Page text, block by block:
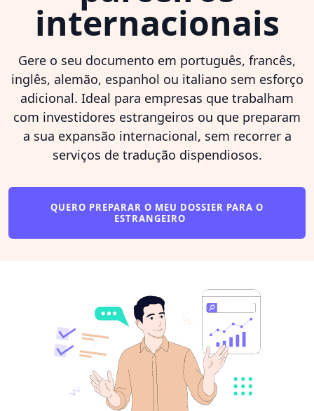
internacionais
Gere o seu documento em português, francês,
inglês, alemão, espanhol ou italiano sem esforço
adicional. Ideal para empresas que trabalham
com investidores estrangeiros ou que preparam
a sua expansão internacional, sem recorrer a
serviços de tradução dispendiosos.
QUERO PREPARAR O MEU DOSSIER PARA O
ESTRANGEIRO